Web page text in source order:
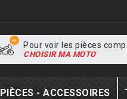
Pour voir les pièces
CHOISIR MA MOTO
PIÈCES - ACCESSOIRES